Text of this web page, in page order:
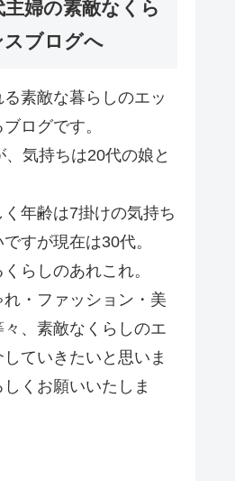
婦の素敵なくら
スブログへ
素敵な暮らしのエッ
ログです。
気持ちは20代の娘と
年齢は7掛けの気持ち
すが現在は30代。
らしのあれこれ。
・ファッション・美
、素敵なくらしのエ
ていきたいと思いま
くお願いいたしま